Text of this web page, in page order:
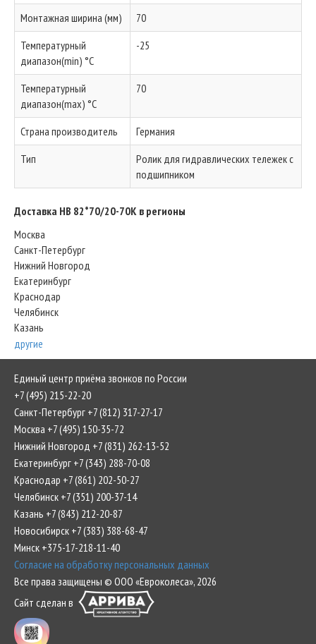
Монтажная ширина (мм)
70
Температурный
диапазон(min) °C
-25
Температурный
диапазон(max) °C
70
Страна производитель
Германия
Тип
Ролик для гидравлических тележек с
подшипником
Доставка HB 82*70/20-70K в регионы
Москва
Санкт-Петербург
Нижний Новгород
Екатеринбург
Краснодар
Челябинск
Казань
другие
Единый центр приёма звонков по России
+7 (495) 215-22-20
Санкт-Петербург +7 (812) 317-27-17
Москва +7 (495) 150-35-72
Нижний Новгород +7 (831) 262-13-52
Екатеринбург +7 (343) 288-70-08
Краснодар +7 (861) 202-50-27
Челябинск +7 (351) 200-37-14
Казань +7 (843) 212-20-87
Новосибирск +7 (383) 388-68-47
Минск +375-17-218-11-40
Согласие на обработку персональных данных
Все права защищены © ООО «Евроколеса», 2026
Сайт сделан в